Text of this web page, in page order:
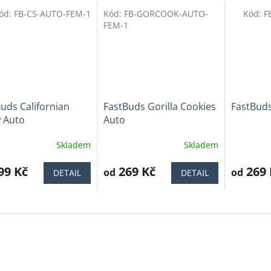
Californian
Auto
Skladem
Kč DETAIL
FB-CS-AUTO-FEM-1 Tip
FastBuds Gorilla Cookies
Auto
produktu
5
Skladem
od 269 Kč DETAIL
Kód: FB-GORCOOK-AUTO-
FEM-1
produktu
5
od 269
Kód: